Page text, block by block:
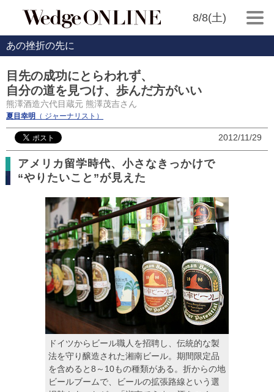
8/8(土)
あの挫折の先に
目先の成功にとらわれず、
自分の道を見つけ、歩んだ方がいい
熊澤酒造六代目蔵元 熊澤茂吉さん
夏目幸明 （ ジャーナリスト）
2012/11/29
アメリカ留学時代、小さなきっかけで
“やりたいこと”が見えた
ドイツからビール職人を招聘し、伝統的な製
法を守り醸造された湘南ビール。期間限定品
を含めると8～10もの種類がある。折からの地
ビールブームで、ビールの拡張路線という選